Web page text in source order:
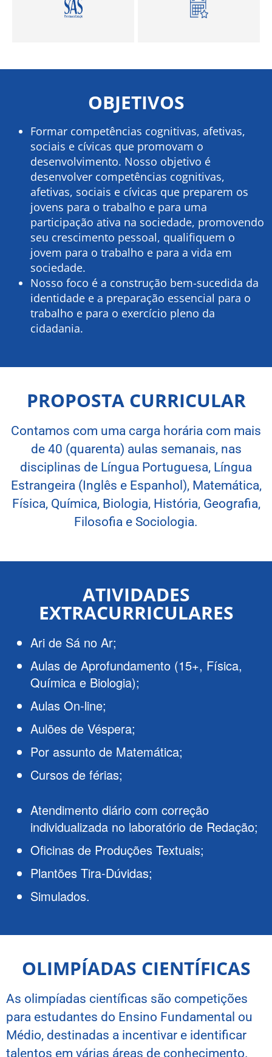
OBJETIVOS
Formar competências cognitivas, afetivas,
sociais e cívicas que promovam o
desenvolvimento. Nosso objetivo é
desenvolver competências cognitivas,
afetivas, sociais e cívicas que preparem os
jovens para o trabalho e para uma
participação ativa na sociedade, promovendo
seu crescimento pessoal, qualifiquem o
jovem para o trabalho e para a vida em
sociedade.
Nosso foco é a construção bem-sucedida da
identidade e a preparação essencial para o
trabalho e para o exercício pleno da
cidadania.
PROPOSTA CURRICULAR
Contamos com uma carga horária com mais
de 40 (quarenta) aulas semanais, nas
disciplinas de Língua Portuguesa, Língua
Estrangeira (Inglês e Espanhol), Matemática,
Física, Química, Biologia, História, Geografia,
Filosofia e Sociologia.
ATIVIDADES
EXTRACURRICULARES
Ari de Sá no Ar;
Aulas de Aprofundamento (15+, Física,
Química e Biologia);
Aulas On-line;
Aulões de Véspera;
Por assunto de Matemática;
Cursos de férias;
Atendimento diário com correção
individualizada no laboratório de Redação;
Oficinas de Produções Textuais;
Plantões Tira-Dúvidas;
Simulados.
OLIMPÍADAS CIENTÍFICAS
As olimpíadas científicas são competições
para estudantes do Ensino Fundamental ou
Médio, destinadas a incentivar e identificar
talentos em várias áreas de conhecimento.